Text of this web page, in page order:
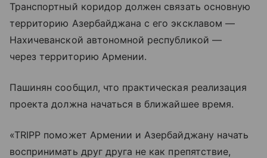
Транспортный коридор должен связать основную
территорию Азербайджана с его эксклавом —
Нахичеванской автономной республикой —
через территорию Армении.
Пашинян сообщил, что практическая реализация
проекта должна начаться в ближайшее время.
«TRIPP поможет Армении и Азербайджану начать
воспринимать друг друга не как препятствие,